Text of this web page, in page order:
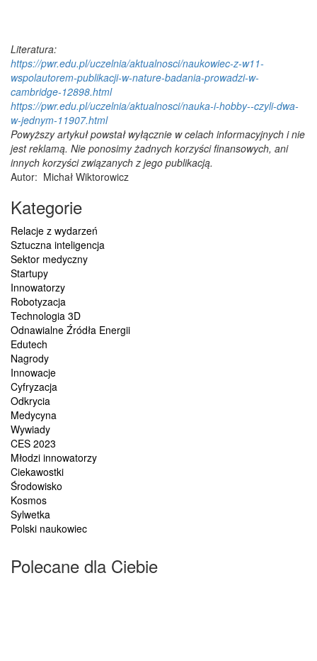
Literatura:
https://pwr.edu.pl/uczelnia/aktualnosci/naukowiec-z-w11-
wspolautorem-publikacji-w-nature-badania-prowadzi-w-
cambridge-12898.html
https://pwr.edu.pl/uczelnia/aktualnosci/nauka-i-hobby--czyli-dwa-
w-jednym-11907.html
Powyższy artykuł powstał wyłącznie w celach informacyjnych i nie
jest reklamą. Nie ponosimy żadnych korzyści finansowych, ani
innych korzyści związanych z jego publikacją.
Autor: Michał Wiktorowicz
Kategorie
Relacje z wydarzeń
Sztuczna inteligencja
Sektor medyczny
Startupy
Innowatorzy
Robotyzacja
Technologia 3D
Odnawialne Źródła Energii
Edutech
Nagrody
Innowacje
Cyfryzacja
Odkrycia
Medycyna
Wywiady
CES 2023
Młodzi innowatorzy
Ciekawostki
Środowisko
Kosmos
Sylwetka
Polski naukowiec
Polecane dla Ciebie